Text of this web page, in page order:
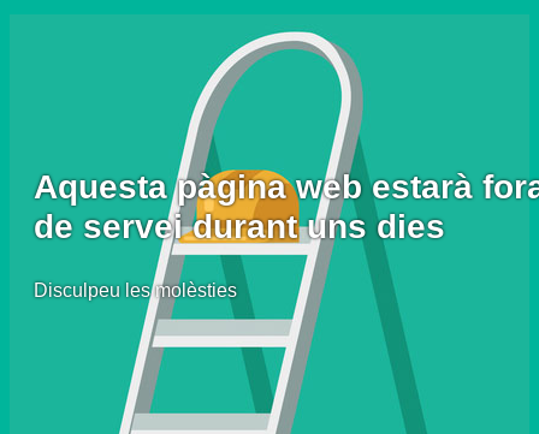
Aquesta pàgina web estarà
de servei durant uns dies
Disculpeu les molèsties